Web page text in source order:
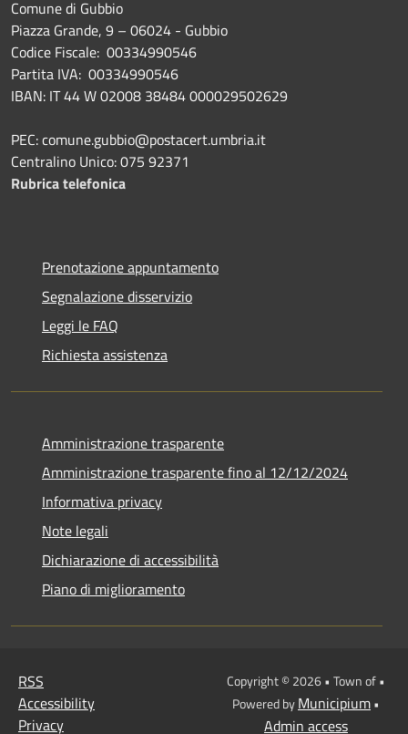
Comune di Gubbio
Piazza Grande, 9 – 06024 - Gubbio
Codice Fiscale: 00334990546
Partita IVA: 00334990546
IBAN: IT 44 W 02008 38484 000029502629
PEC: comune.gubbio@postacert.umbria.it
Centralino Unico: 075 92371
Rubrica telefonica
Prenotazione appuntamento
Segnalazione disservizio
Leggi le FAQ
Richiesta assistenza
Amministrazione trasparente
Amministrazione trasparente fino al 12/12/2024
Informativa privacy
Note legali
Dichiarazione di accessibilità
Piano di miglioramento
RSS
Accessibility
Privacy
Copyright © 2026 • Town of •
Powered byMunicipium•
Admin access